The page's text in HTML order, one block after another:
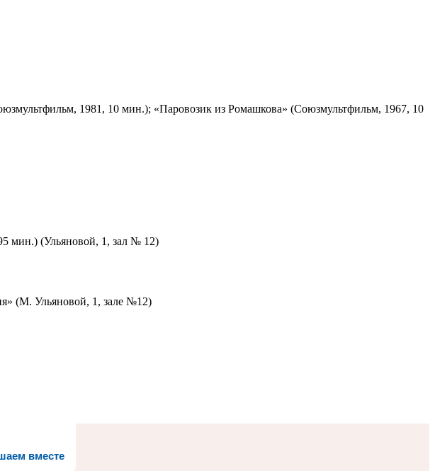
1981, 10 мин.); «Паровозик из Ромашкова» (Союзмультфильм, 1967, 10
мин.) (Ульяновой, 1, зал № 12)
(М. Ульяновой, 1, зале №12)
вместе